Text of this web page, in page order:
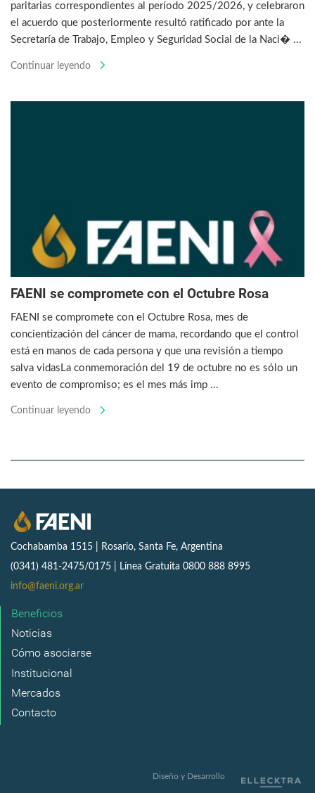
paritarias correspondientes al período 2025/2026, y celebraron
el acuerdo que posteriormente resultó ratificado por ante la
Secretaría de Trabajo, Empleo y Seguridad Social de la Naci� ...
Continuar leyendo
FAENI se compromete con el Octubre Rosa
FAENI se compromete con el Octubre Rosa, mes de
concientización del cáncer de mama, recordando que el control
está en manos de cada persona y que una revisión a tiempo
salva vidasLa conmemoración del 19 de octubre no es sólo un
evento de compromiso; es el mes más imp ...
Continuar leyendo
Cochabamba 1515 | Rosario, Santa Fe, Argentina
(0341) 481-2475/0175 | Línea Gratuita 0800 888 8995
info@faeni.org.ar
Beneficios
Noticias
Cómo asociarse
Institucional
Mercados
Contacto
Diseño y Desarrollo